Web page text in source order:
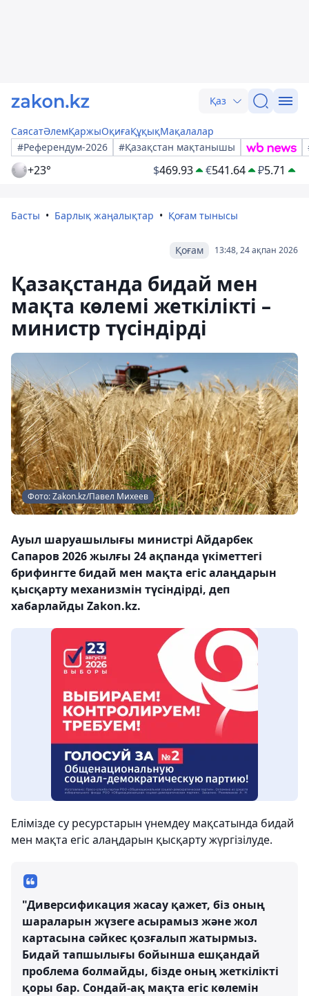
Қаз
СаясатӘлемҚаржыОқиғаҚұқықМақалалар
#Референдум-2026
#Қазақстан мақтанышы
+23° $469.93 €541.64 ₽5.71
Басты Барлық жаңалықтар Қоғам тынысы
13:48, 24 ақпан 2026
Қоғам
Қазақстанда бидай мен
мақта көлемі жеткілікті –
министр түсіндірді
Фото: Zakon.kz/Павел Михеев
Ауыл шаруашылығы министрі Айдарбек
Сапаров 2026 жылғы 24 ақпанда үкіметтегі
брифингте бидай мен мақта егіс алаңдарын
қысқарту механизмін түсіндірді, деп
хабарлайды Zakon.kz.
Елімізде су ресурстарын үнемдеу мақсатында бидай
мен мақта егіс алаңдарын қысқарту жүргізілуде.
"Диверсификация жасау қажет, біз оның
шараларын жүзеге асырамыз және жол
картасына сәйкес қозғалып жатырмыз.
Бидай тапшылығы бойынша ешқандай
проблема болмайды, бізде оның жеткілікті
қоры бар. Сондай-ақ мақта егіс көлемін